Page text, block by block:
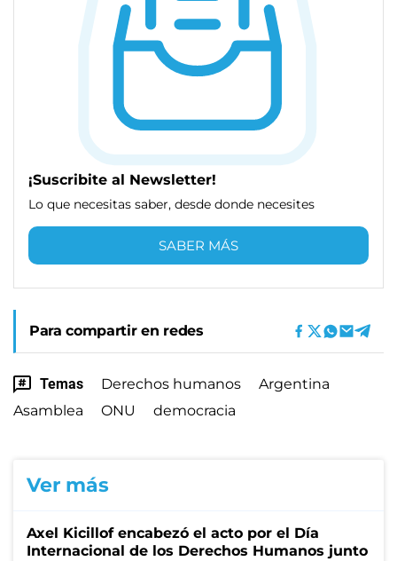
¡Suscribite al Newsletter!
Lo que necesitas saber, desde donde necesites
SABER MÁS
Para compartir en redes
Temas Derechos humanos
Argentina
Asamblea
ONU democracia
Ver más
Axel Kicillof encabezó el acto por el Día
Internacional de los Derechos Humanos junto